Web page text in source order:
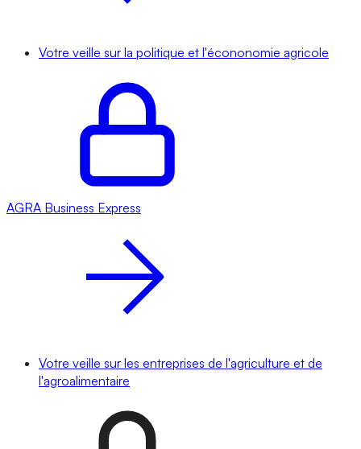
Votre veille sur la politique et l'écononomie agricole
AGRA Business Express
Votre veille sur les entreprises de l'agriculture et de
l'agroalimentaire